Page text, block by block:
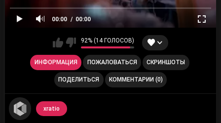
00:00 00:00
92% (14 ГОЛОСОВ)
ИНФОРМАЦИЯ ПОЖАЛОВАТЬСЯ СКРИНШОТЫ
ПОДЕЛИТЬСЯ КОММЕНТАРИИ (0)
xratio